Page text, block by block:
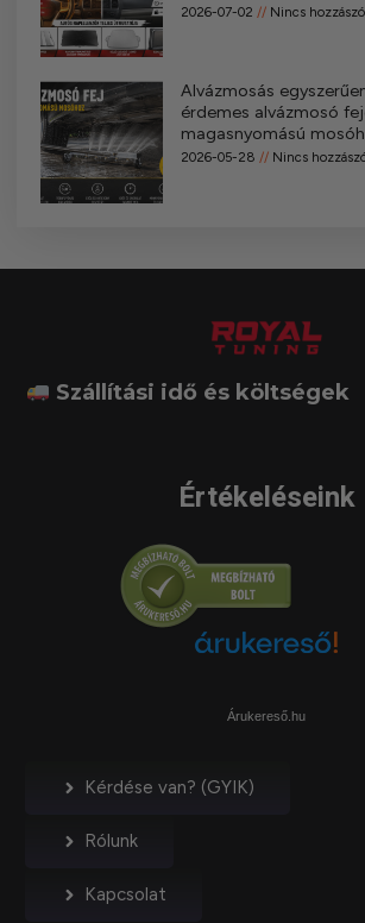
2026-07-02 Nincs
Alvázmosás
érdemes alvázmosó
magasnyomású
2026-05-28 Nincs
Szállítási idő és költségek
Értékeléseink
Árukereső.hu
Kérdése van? (GYIK)
Rólunk
Kapcsolat